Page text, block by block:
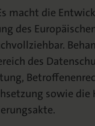
macht die
des
des
sowie